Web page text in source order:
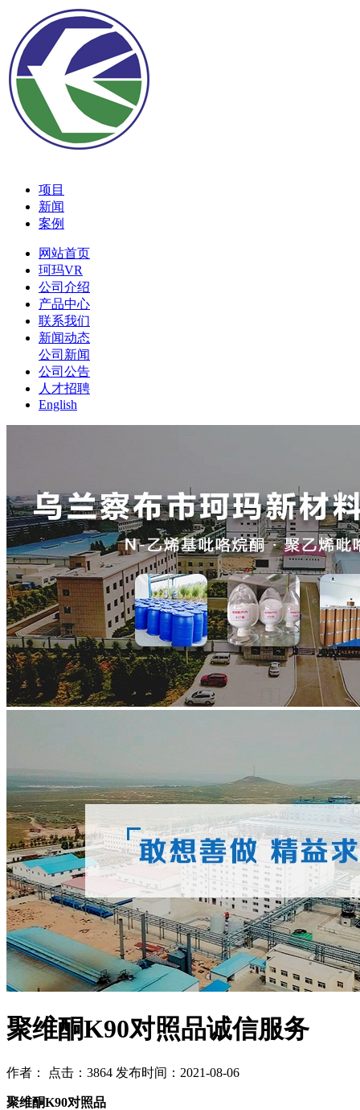
项目
新闻
案例
网站首页
珂玛VR
公司介绍
产品中心
联系我们
新闻动态
公司新闻
公司公告
人才招聘
English
聚维酮K90对照品诚信服务
作者： 点击：3864 发布时间：2021-08-06
聚维酮K90对照品